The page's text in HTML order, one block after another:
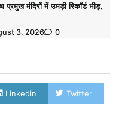
मंदिरों में उमड़ी रिकॉर्ड भीड़,
3, 2026 0
Linkedin Twitter